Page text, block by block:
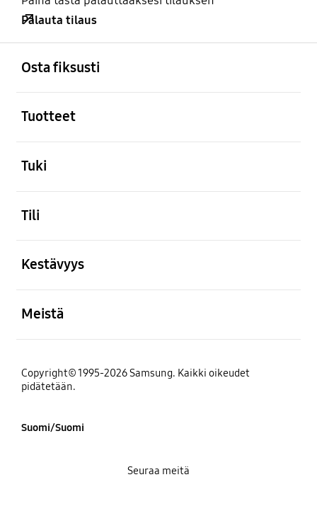
Palauta tilaus
Osta fiksusti
Tuotteet
Tuki
Tili
Kestävyys
Meistä
Copyright© 1995-2026 Samsung. Kaikki oikeudet
pidätetään.
Suomi/Suomi
Seuraa meitä